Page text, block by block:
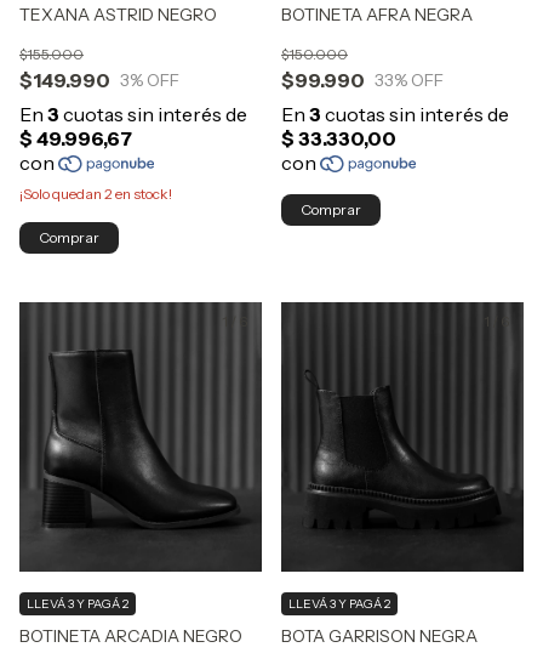
TEXANA ASTRID NEGRO
$149.990
$155.000
3% OFF
¡Solo quedan 2en stock!
Comprar
BOTINETA AFRA NEGRA
$99.990
$150.000
33% OFF
Comprar
BOTINETA ARCADIA NEGRO
LLEVÁ 3 Y PAGÁ 2
BOTA GARRISON NEGRA
LLEVÁ 3 Y PAGÁ 2